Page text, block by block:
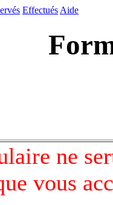
Effectués Aide
ne
vous